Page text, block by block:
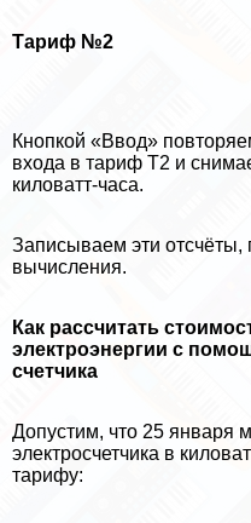
Тариф №2
Кнопкой «Ввод»
входа в тариф Т2 и
киловатт-часа.
Записываем эти
вычисления.
Как рассчитать
электроэнергии с
счетчика
Допустим, что 25 января
электросчетчика в
тарифу: